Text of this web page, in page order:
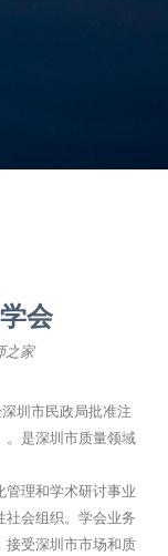
会
之家
圳市民政局批准注
。是深圳市质量领域
理和学术研讨事业
社会组织。学会业务
接受深圳市市场和质